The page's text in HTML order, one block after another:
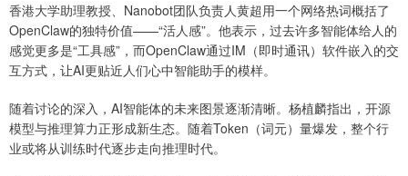
香港大学助理教授、Nanobot团队负责人黄超用一个网络热词概括了
OpenClaw的独特价值——“活人感”。他表示，过去许多智能体给人的
感觉更多是“工具感”，而OpenClaw通过IM（即时通讯）软件嵌入的交
互方式，让AI更贴近人们心中智能助手的模样。
随着讨论的深入，AI智能体的未来图景逐渐清晰。杨植麟指出，开源
模型与推理算力正形成新生态。随着Token（词元）量爆发，整个行
业或将从训练时代逐步走向推理时代。